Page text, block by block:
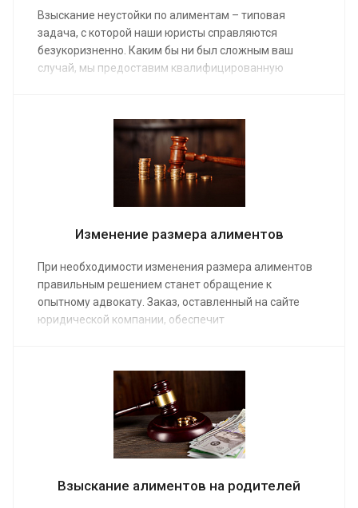
Взыскание неустойки по алиментам – типовая
задача, с которой наши юристы справляются
безукоризненно. Каким бы ни был сложным ваш
случай, мы предоставим квалифицированную
или карточку. Услуги адвоката оплачиваются по
средней стоимости от от 10 000 руб.
Изменение размера алиментов
При необходимости изменения размера алиментов
правильным решением станет обращение к
опытному адвокату. Заказ, оставленный на сайте
юридической компании, обеспечит
свое содержание, и наши юристы проследят, чтобы
его финансовые права не были нарушены,
предоставив свои услуги. Средняя стоимость
работы от от 15 000 руб.
Взыскание алиментов на родителей